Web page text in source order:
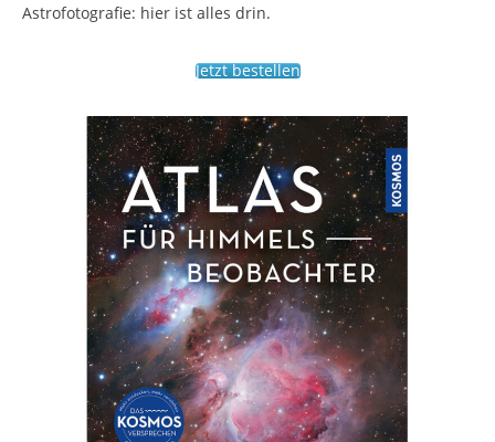
Astrofotografie: hier ist alles drin.
Jetzt bestellen